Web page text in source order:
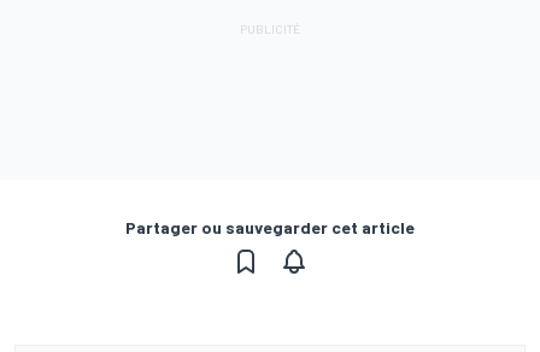
Partager ou sauvegarder cet article